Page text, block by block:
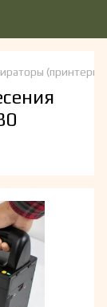
(принтеры)